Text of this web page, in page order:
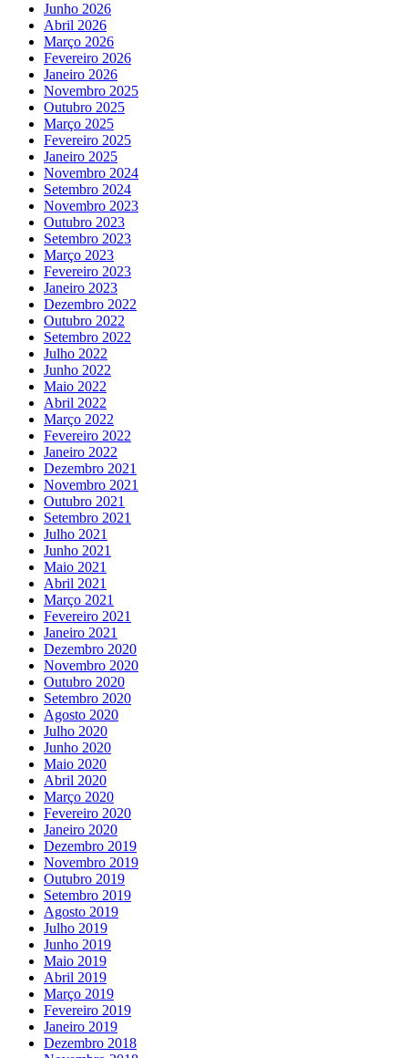
Junho 2026
Abril 2026
Março 2026
Fevereiro 2026
Janeiro 2026
Novembro 2025
Outubro 2025
Março 2025
Fevereiro 2025
Janeiro 2025
Novembro 2024
Setembro 2024
Novembro 2023
Outubro 2023
Setembro 2023
Março 2023
Fevereiro 2023
Janeiro 2023
Dezembro 2022
Outubro 2022
Setembro 2022
Julho 2022
Junho 2022
Maio 2022
Abril 2022
Março 2022
Fevereiro 2022
Janeiro 2022
Dezembro 2021
Novembro 2021
Outubro 2021
Setembro 2021
Julho 2021
Junho 2021
Maio 2021
Abril 2021
Março 2021
Fevereiro 2021
Janeiro 2021
Dezembro 2020
Novembro 2020
Outubro 2020
Setembro 2020
Agosto 2020
Julho 2020
Junho 2020
Maio 2020
Abril 2020
Março 2020
Fevereiro 2020
Janeiro 2020
Dezembro 2019
Novembro 2019
Outubro 2019
Setembro 2019
Agosto 2019
Julho 2019
Junho 2019
Maio 2019
Abril 2019
Março 2019
Fevereiro 2019
Janeiro 2019
Dezembro 2018